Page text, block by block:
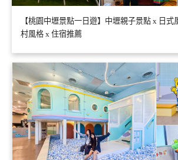
【桃園中壢景點一日遊】中壢親子景點 x 日式
村風格 x 住宿推薦